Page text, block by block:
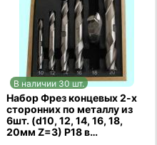
В наличии 30 шт.
Набор Фрез концевых 2-х
сторонних по металлу из
6шт. (d10, 12, 14, 16, 18,
20мм Z=3) Р18 в